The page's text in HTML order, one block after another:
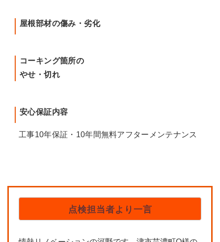
屋根部材の傷み・劣化
コーキング箇所の
やせ・切れ
安心保証内容
工事10年保証・10年間無料アフターメンテナンス
点検担当者より一言